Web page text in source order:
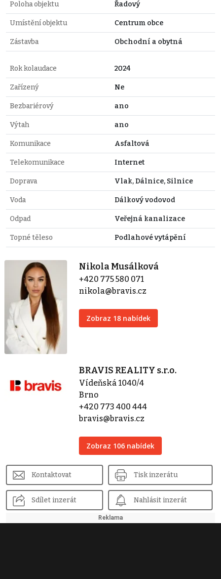
Poloha objektu Řadový
Umístění objektu Centrum obce
Zástavba Obchodní a obytná
Rok kolaudace 2024
Zařízený Ne
Bezbariérový ano
Výtah ano
Komunikace Asfaltová
Telekomunikace Internet
Doprava Vlak, Dálnice, Silnice
Voda Dálkový vodovod
Odpad Veřejná kanalizace
Topné těleso Podlahové vytápění
Nikola Musálková
+420 775 580 071
nikola@bravis.cz
Zobraz 18 nabídek
BRAVIS REALITY s.r.o.
Vídeňská 1040/4
Brno
+420 773 400 444
bravis@bravis.cz
Zobraz 106 nabídek
Kontaktovat Tisk inzerátu
Sdílet inzerát Nahlásit inzerát